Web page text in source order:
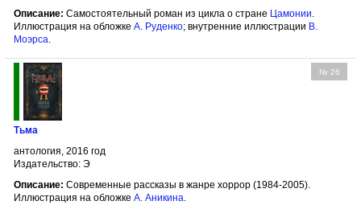
Описание: Самостоятельный роман из цикла о стране Цамонии.
Иллюстрация на обложке А. Руденко; внутренние иллюстрации В.
Моэрса.
№ 26
Тьма
антология, 2016 год
Издательство: Э
Описание: Современные рассказы в жанре хоррор (1984-2005).
Иллюстрация на обложке А. Аникина.